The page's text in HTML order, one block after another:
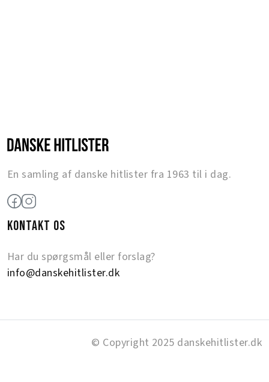
En samling af danske hitlister fra 1963 til i dag.
KONTAKT OS
Har du spørgsmål eller forslag?
info@danskehitlister.dk
© Copyright 2025 danskehitlister.dk